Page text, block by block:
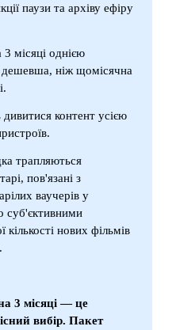
паузи та архіву ефіру
місяці однією
дешевша, ніж щомісячна
дивитися контент усією
трапляються
пов'язані з
ваучерів у
суб'єктивними
нових фільмів
3 місяці — це
вибір. Пакет